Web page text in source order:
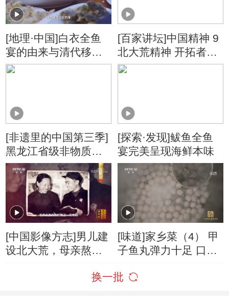
[地理·中国]白衣全鱼
宴的由来与清代移民
的吴氏家族有关
[百家讲坛]中国精神 9
北大荒精神 开拓者的
北大荒往事
[非遗里的中国第三季]
黑龙江省级非物质文
化遗产代表性项目
——赫哲族全鱼宴
[探索·发现]鲅鱼全鱼
宴完美呈现海鲜本味
[中国影像方志]男儿建
设北大荒，母亲熬夜
[味道]家乡菜（4） 甲
子鱼丸弹力十足 口感
换一批